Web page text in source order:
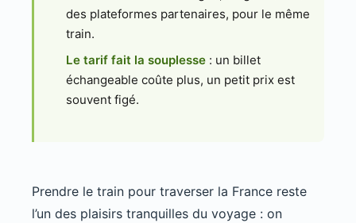
des plateformes partenaires, pour le même
train.
Le tarif fait la souplesse : un billet
échangeable coûte plus, un petit prix est
souvent figé.
Prendre le train pour traverser la France reste
l’un des plaisirs tranquilles du voyage : on